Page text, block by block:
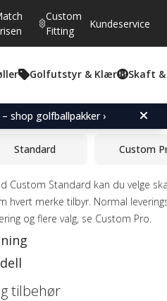
Custom
Fitting
Kundeservice
Golfutstyr & Klær Skaft &
shop golfballpakker ›
Gjennomsnittskarakter:
4.5 (stemmer:
13)
Secret Weapon
Standard Custom
Custom Standard kan du velge
hvert merke tilbyr. Normal
og flere valg, se Custom Pro.
tilbehør